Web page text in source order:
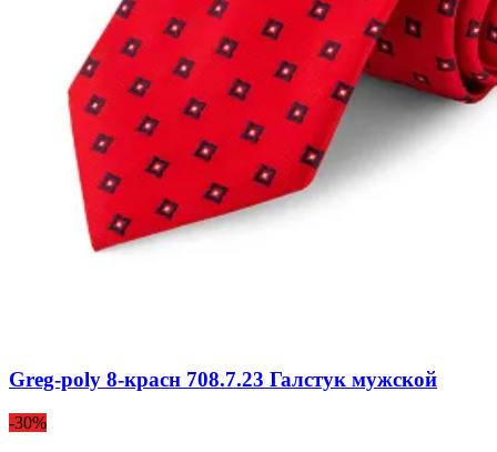
Greg-poly 8-красн 708.7.23 Галстук мужской
-30%